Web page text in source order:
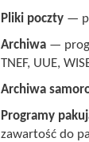
Pliki poczty —
Archiwa —
TNEF, UUE,
Archiwa
Programy
zawartość do